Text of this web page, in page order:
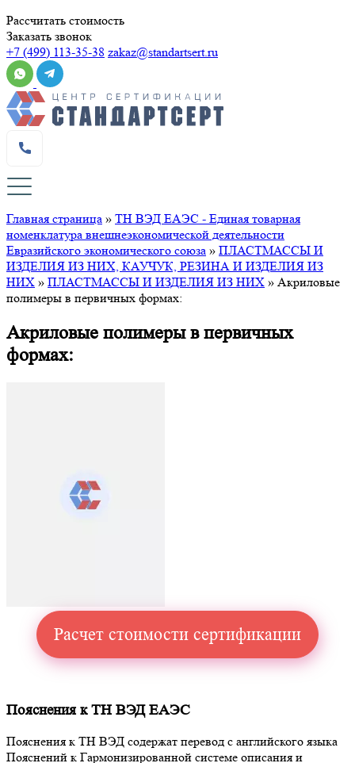
Рассчитать стоимость
Заказать звонок
+7 (499) 113-35-38 zakaz@standartsert.ru
Главная страница » ТН ВЭД ЕАЭС - Единая товарная
номенклатура внешнеэкономической деятельности
Евразийского экономического союза » ПЛАСТМАССЫ И
ИЗДЕЛИЯ ИЗ НИХ, КАУЧУК, РЕЗИНА И ИЗДЕЛИЯ ИЗ
НИХ » ПЛАСТМАССЫ И ИЗДЕЛИЯ ИЗ НИХ » Акриловые
полимеры в первичных формах:
Акриловые полимеры в первичных
формах:
Расчет стоимости сертификации
Пояснения к ТН ВЭД ЕАЭС
Пояснения к ТН ВЭД содержат перевод с английского языка
Пояснений к Гармонизированной системе описания и